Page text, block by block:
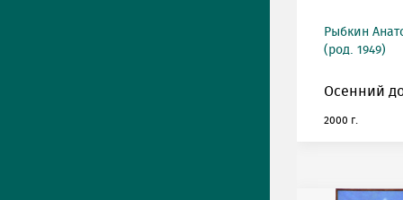
Рыбкин
(род. 1949)
Осенний
2000 г.